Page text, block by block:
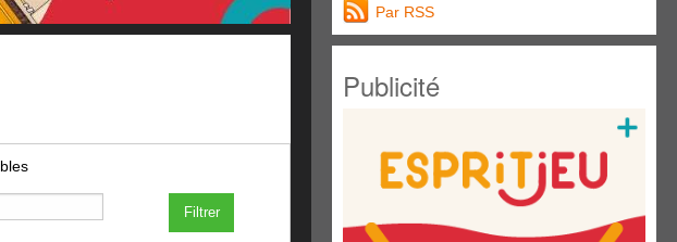
Filtrer
Par RSS
Publicité